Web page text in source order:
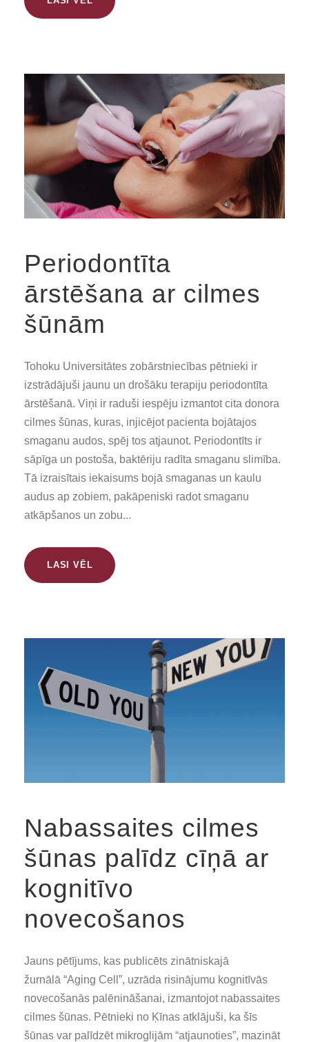
Periodontīta
ārstēšana ar cilmes
šūnām
Tohoku Universitātes zobārstniecības pētnieki ir
izstrādājuši jaunu un drošāku terapiju periodontīta
ārstēšanā. Viņi ir raduši iespēju izmantot cita donora
cilmes šūnas, kuras, injicējot pacienta bojātajos
smaganu audos, spēj tos atjaunot. Periodontīts ir
sāpīga un postoša, baktēriju radīta smaganu slimība.
Tā izraisītais iekaisums bojā smaganas un kaulu
audus ap zobiem, pakāpeniski radot smaganu
atkāpšanos un zobu...
LASI VĒL
Nabassaites cilmes
šūnas palīdz cīņā ar
kognitīvo
novecošanos
Jauns pētījums, kas publicēts zinātniskajā
žurnālā “Aging Cell”, uzrāda risinājumu kognitīvās
novecošanās palēnināšanai, izmantojot nabassaites
cilmes šūnas. Pētnieki no Ķīnas atklājuši, ka šīs
šūnas var palīdzēt mikroglijām “atjaunoties”, mazināt